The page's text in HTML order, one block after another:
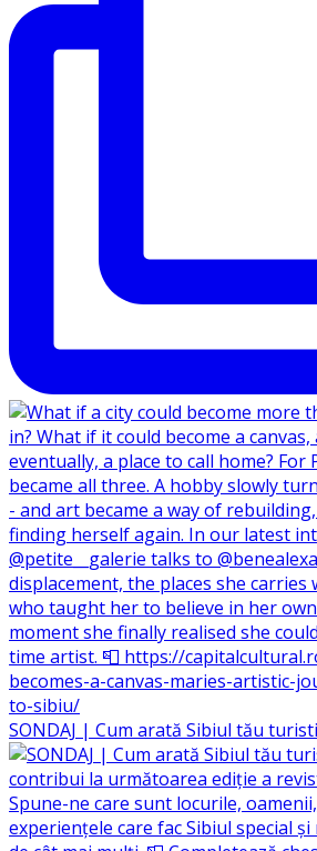
SONDAJ | Cum arată Sibiul tău